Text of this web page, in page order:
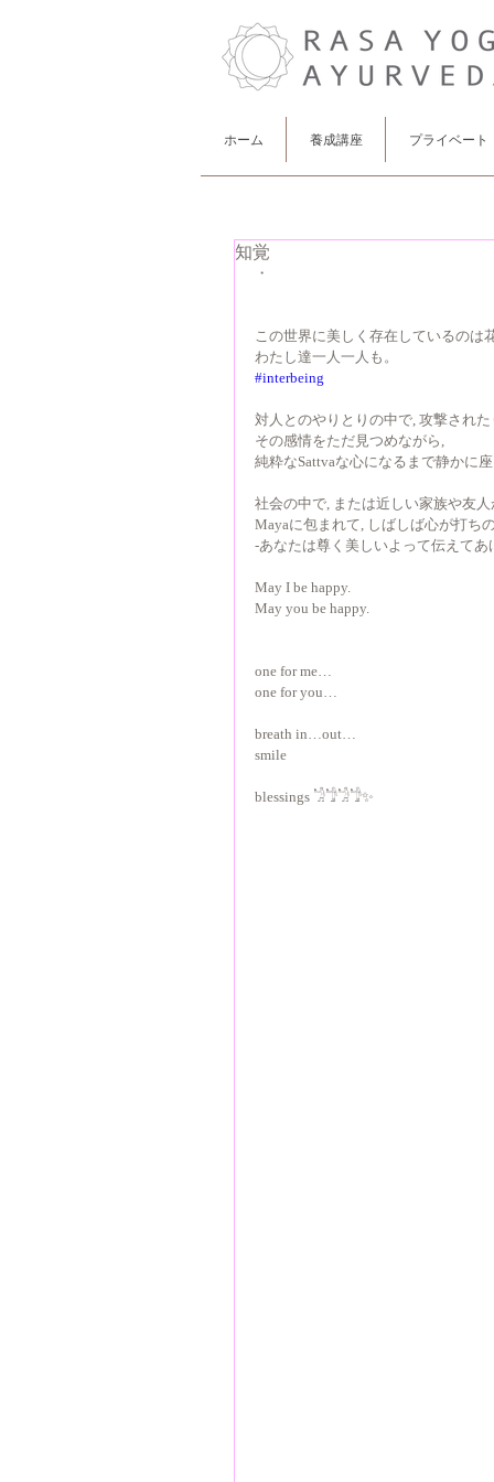
ホーム 養成講座 プライベート
知覚
・
この世界に美しく存在しているのは
わたし達一人一人も。
#interbeing
対人とのやりとりの中で, 攻撃され
その感情をただ見つめながら,
純粋なSattvaな心になるまで静かに
社会の中で, または近しい家族や友
Mayaに包まれて, しばしば心が打ち
-あなたは尊く美しいよって伝えてあ
May I be happy.
May you be happy.
one for me…
one for you…
breath in…out…
smile
blessings 𓁋𓁙𓁋𓁙✨